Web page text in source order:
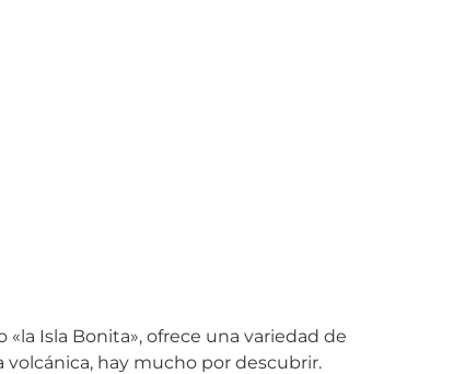
«la Isla Bonita», ofrece una variedad de
hay mucho por descubrir.